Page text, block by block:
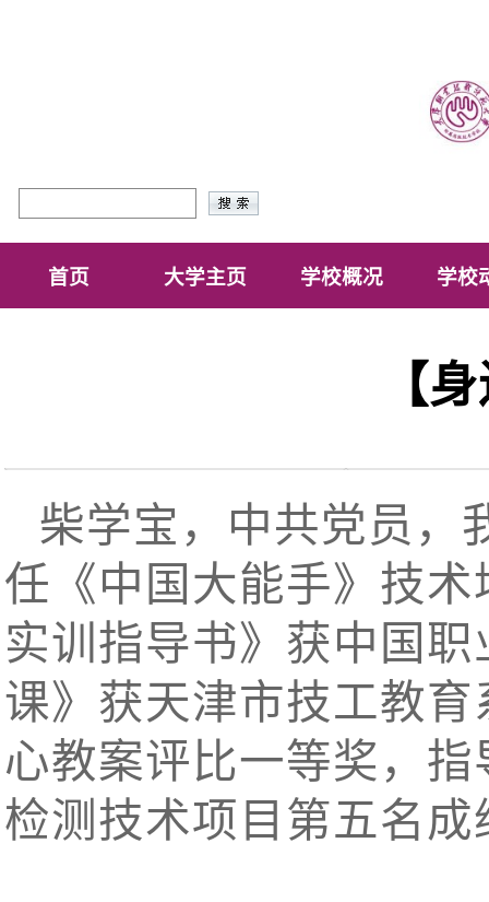
首页 大学主页 学校概况 学校
【
柴学宝，中共党员，
任《中国大能手》技
实训指导书》获中国
课》获天津市技工教
心教案评比一等奖，
检测技术项目第五名